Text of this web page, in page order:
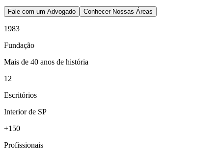
Fale com um Advogado Conhecer Nossas Áreas
1983
Fundação
Mais de 40 anos de história
12
Escritórios
Interior de SP
+150
Profissionais